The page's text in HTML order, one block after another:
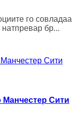
го совладаа
бр...
Манчестер Сити